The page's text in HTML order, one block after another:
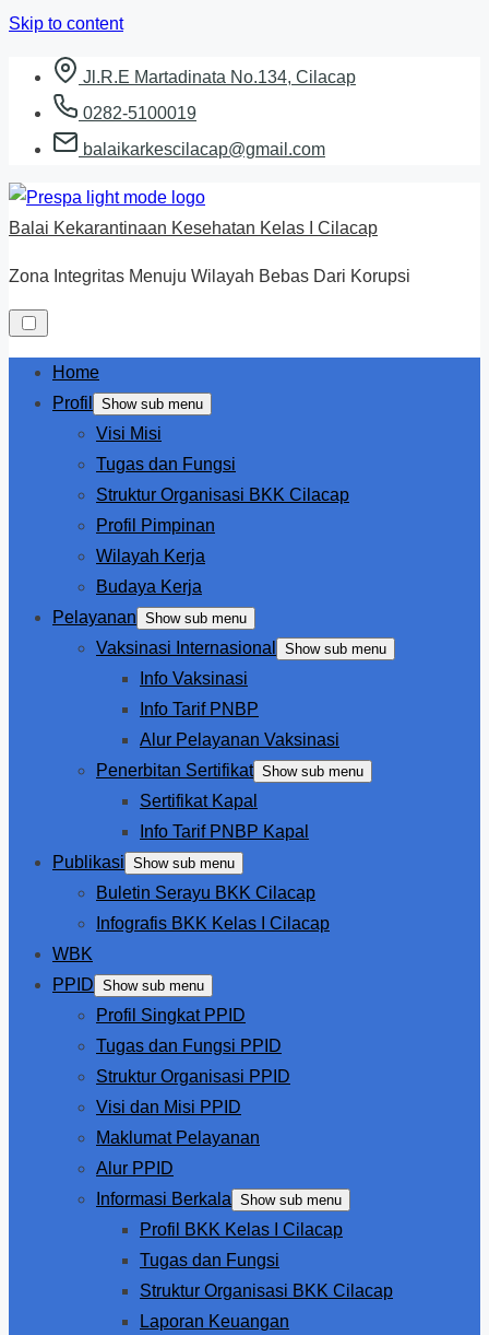
Skip to content
Jl.R.E Martadinata No.134, Cilacap
0282-5100019
balaikarkescilacap@gmail.com
Balai Kekarantinaan Kesehatan Kelas I Cilacap
Zona Integritas Menuju Wilayah Bebas Dari Korupsi
Home
Profil
Show sub menu
Visi Misi
Tugas dan Fungsi
Struktur Organisasi BKK Cilacap
Profil Pimpinan
Wilayah Kerja
Budaya Kerja
Pelayanan Show sub menu
Vaksinasi Internasional Show sub menu
Info Vaksinasi
Info Tarif PNBP
Alur Pelayanan Vaksinasi
Penerbitan Sertifikat Show sub menu
Sertifikat Kapal
Info Tarif PNBP Kapal
Publikasi Show sub menu
Buletin Serayu BKK Cilacap
Infografis BKK Kelas I Cilacap
WBK
PPID Show sub menu
Profil Singkat PPID
Tugas dan Fungsi PPID
Struktur Organisasi PPID
Visi dan Misi PPID
Maklumat Pelayanan
Alur PPID
Informasi Berkala Show sub menu
Profil BKK Kelas I Cilacap
Tugas dan Fungsi
Struktur Organisasi BKK Cilacap
Laporan Keuangan